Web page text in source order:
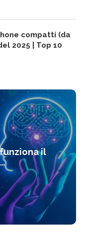
compatti (da
2025 | Top 10
il